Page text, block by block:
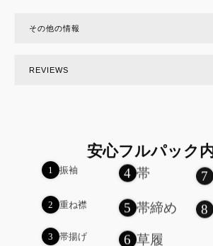
その他の情報
REVIEWS
安心フルパック
1 振袖 4 帯 7
2 重ね襟 5 帯締め 8
3 帯揚げ 6 草履